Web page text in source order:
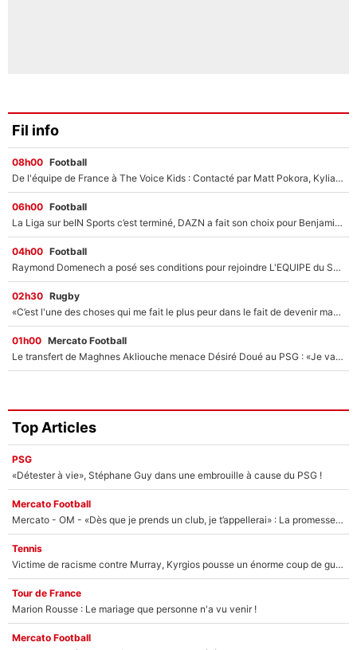
Fil info
08h00 Football
De l'équipe de France à The Voice Kids : Contacté par Matt Pokora, Kylian Mbappé a accepté de jouer un rôle inédit sur TF1 !
06h00 Football
La Liga sur beIN Sports c’est terminé, DAZN a fait son choix pour Benjamin Da Silva et Omar Da Fonseca !
04h00 Football
Raymond Domenech a posé ses conditions pour rejoindre L'EQUIPE du Soir : Il refuse de faire l'émission avec un autre chroniqueur !
02h30 Rugby
«C’est l'une des choses qui me fait le plus peur dans le fait de devenir maman» : En couple avec Antoine Dupont, Iris Mittenaere s'inquiète déjà pour ses futurs enfants !
01h00 Mercato Football
Le transfert de Maghnes Akliouche menace Désiré Doué au PSG : «Je valide à 200%»
Top Articles
PSG
«Détester à vie», Stéphane Guy dans une embrouille à cause du PSG !
Mercato Football
Mercato - OM - «Dès que je prends un club, je t’appellerai» : La promesse de Marcelino au moment de claquer la porte
Tennis
Victime de racisme contre Murray, Kyrgios pousse un énorme coup de gueule !
Tour de France
Marion Rousse : Le mariage que personne n'a vu venir !
Mercato Football